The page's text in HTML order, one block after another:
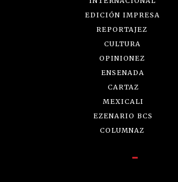
EDICIÓN IMPRESA
REPORTAJEZ
CULTURA
OPINIONEZ
ENSENADA
CARTAZ
MEXICALI
EZENARIO BCS
COLUMNAZ
-